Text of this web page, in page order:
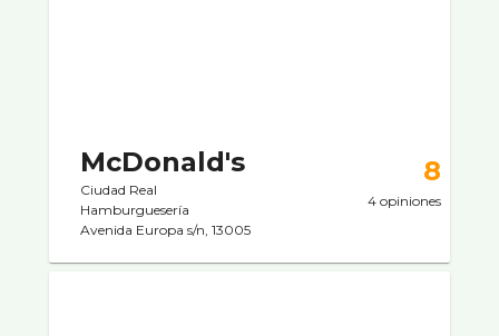
McDonald's
Ciudad Real
Hamburgueserí­a
Avenida Europa s/n, 13005
8
4 opiniones